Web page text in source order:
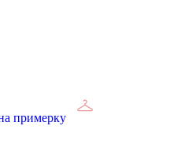
примерку